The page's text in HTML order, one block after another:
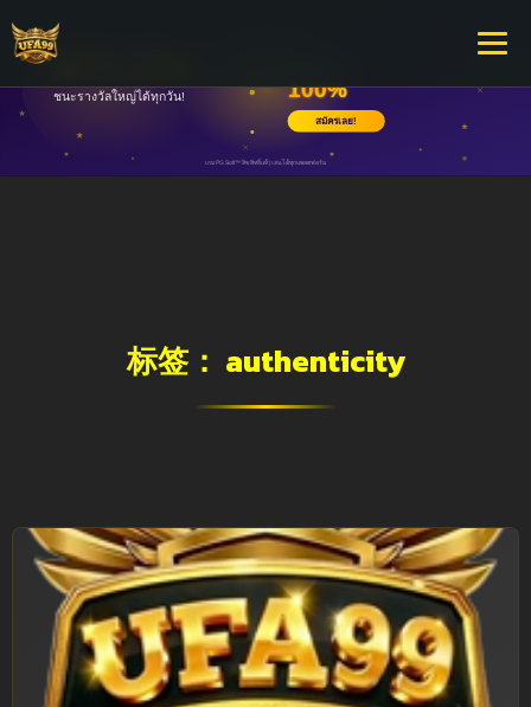
标签： authenticity